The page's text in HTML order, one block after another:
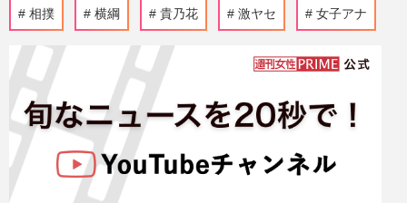
相撲 横綱 貴乃花 激ヤセ 女子アナ